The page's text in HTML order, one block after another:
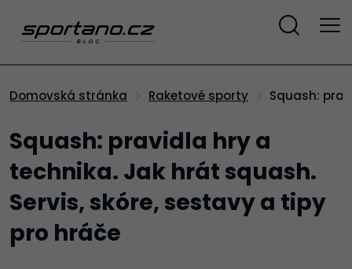
Domovská stránka Raketové sporty Squash:
Squash: pravidla hry a
technika. Jak hrát squash.
Servis, skóre, sestavy a tipy
pro hráče